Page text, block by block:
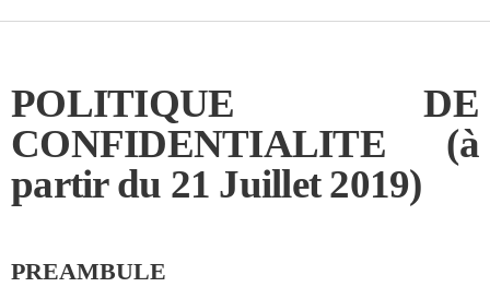
POLITIQUE DE
CONFIDENTIALITE (à
partir du 21 Juillet 2019)
PREAMBULE